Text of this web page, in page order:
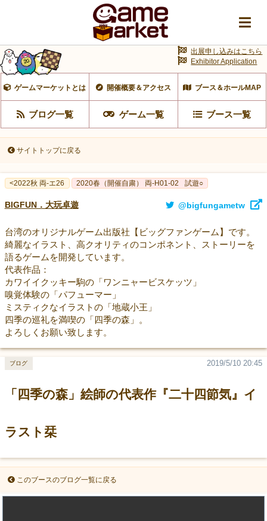
ゲームマーケットとは 開催概要＆アクセス ブース＆ホールMAP
ブログ一覧 ゲーム一覧 ブース一覧
出展申し込みはこちら
Exhibitor Application
サイトトップに戻る
<2022秋 両-エ26 2020春（開催自粛） 両-H01-02 試遊○
BIGFUN．大玩卓遊 @bigfungametw
台湾のオリジナルゲーム出版社【ビッグファンゲーム】です。
綺麗なイラスト、高クオリティのコンポネント、ストーリーを
語るゲームを開発しています。
代表作品：
カワイイクッキー駒の「ワンニャービスケッツ」
嗅覚体験の「パフューマー」
ミスティクなイラストの「地蔵小王」
四季の巡礼を満喫の「四季の森」。
よろしくお願い致します。
「四季の森」絵師の代表作『二十四節気』イ
ラスト栞
2019/5/10 20:45
ブログ
このブースのブログ一覧に戻る